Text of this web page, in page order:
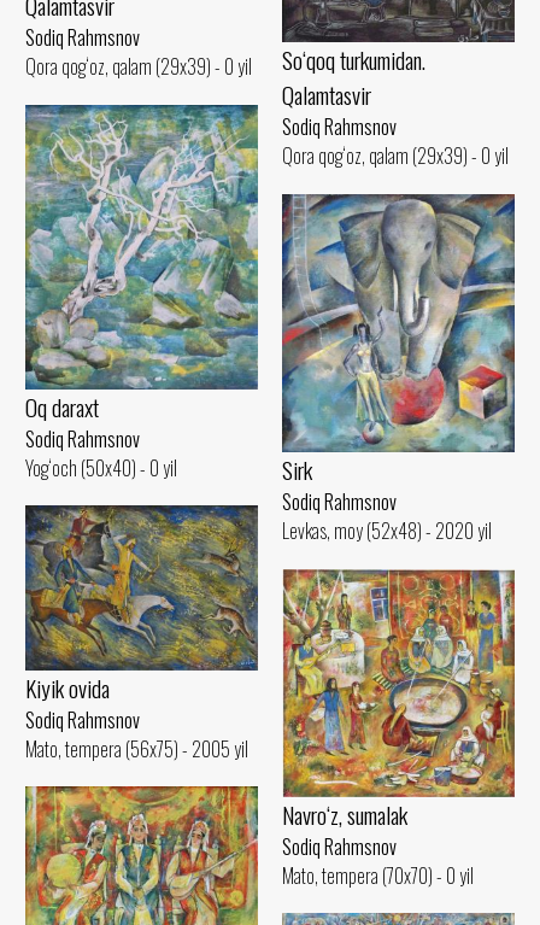
Sodiq Rahmsnov
Qora qog‘oz, qalam (29x39) - 0 yil
So‘qoq turkumidan.
Qalamtasvir
Sodiq Rahmsnov
Qora qog‘oz, qalam (29x39) - 0 yil
Oq daraxt
Sodiq Rahmsnov
Yog‘och (50x40) - 0 yil
Sirk
Sodiq Rahmsnov
Levkas, moy (52x48) - 2020 yil
Kiyik ovida
Sodiq Rahmsnov
Mato, tempera (56x75) - 2005 yil
Navro‘z, sumalak
Sodiq Rahmsnov
Mato, tempera (70x70) - 0 yil